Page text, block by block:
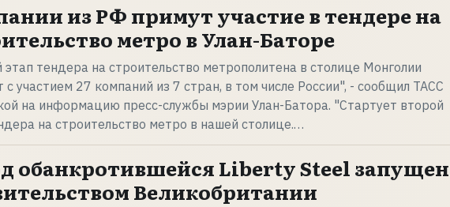
из РФ примут участие в тендере на
метро в Улан-Баторе
тендера на строительство метрополитена в столице Монголии
с участием 27 компаний из 7 стран, в том числе России", - сообщил ТАСС
на информацию пресс-службы мэрии Улан-Батора. "Стартует второй
на строительство метро в нашей столице.…
обанкротившейся Liberty Steel запущен
Великобритании